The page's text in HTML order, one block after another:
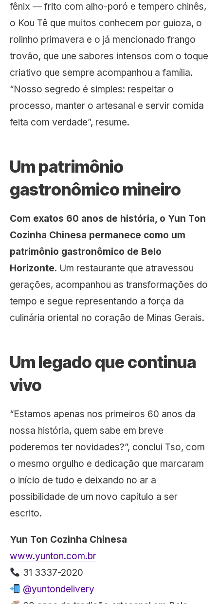
fênix — frito com alho-poró e tempero chinês,
o Kou Tê que muitos conhecem por guioza, o
rolinho primavera e o já mencionado frango
trovão, que une sabores intensos com o toque
criativo que sempre acompanhou a família.
“Nosso segredo é simples: respeitar o
processo, manter o artesanal e servir comida
feita com verdade”, resume.
Um patrimônio
gastronômico mineiro
Com exatos 60 anos de história, o Yun Ton
Cozinha Chinesa permanece como um
patrimônio gastronômico de Belo
Horizonte. Um restaurante que atravessou
gerações, acompanhou as transformações do
tempo e segue representando a força da
culinária oriental no coração de Minas Gerais.
Um legado que continua
vivo
“Estamos apenas nos primeiros 60 anos da
nossa história, quem sabe em breve
poderemos ter novidades?”, conclui Tso, com
o mesmo orgulho e dedicação que marcaram
o início de tudo e deixando no ar a
possibilidade de um novo capítulo a ser
escrito.
Yun Ton Cozinha Chinesa
www.yunton.com.br
31 3337-2020
@yuntondelivery